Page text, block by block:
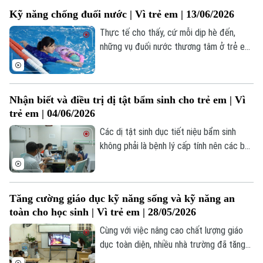
Đánh giá
Di tích
Dinh dưỡng
Tư vấn sức khỏe
Bóng đá
Quần vợt
Giải trí
Tin tức
Sao
Điện ảnh
Thời trang
Đã phát sóng
Kỹ năng chống đuối nước | Vì trẻ em | 13/06/2026
Thực tế cho thấy, cứ mỗi dịp hè đến,
những vụ đuối nước thương tâm ở trẻ em
phòng tránh nếu trẻ được trang bị kiến
nước cũng như sự giám sát kịp thời của
người lớn.
Nhận biết và điều trị dị tật bẩm sinh cho trẻ em | Vì
trẻ em | 04/06/2026
Các dị tật sinh dục tiết niệu bẩm sinh
không phải là bệnh lý cấp tính nên các bậc
khỏe và đời sống của trẻ.
Tăng cường giáo dục kỹ năng sống và kỹ năng an
toàn cho học sinh | Vì trẻ em | 28/05/2026
Cùng với việc nâng cao chất lượng giáo
dục toàn diện, nhiều nhà trường đã tăng